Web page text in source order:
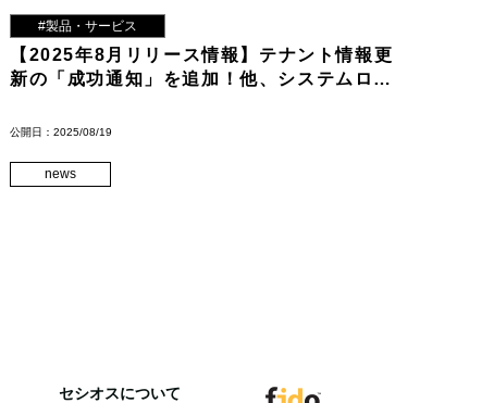
#製品・サービス
【2025年8月リリース情報】テナント情報更
新の「成功通知」を追加！他、システムログ
公開日：2025/08/19
news
セシオスについて